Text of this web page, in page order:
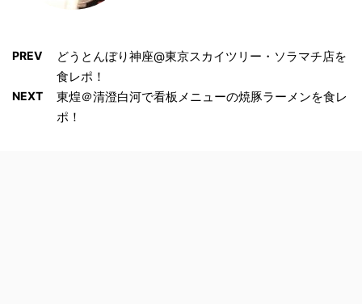
PREV
どうとんぼり神座@東京スカイツリー・ソラマチ店を
食レポ！
NEXT
東煌＠清澄白河で看板メニューの焼豚ラーメンを食レ
ポ！